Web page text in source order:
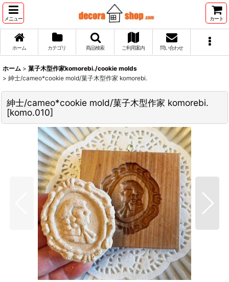
メニュー カート
ホーム カテゴリ 商品検索 ご利用案内 問い合わせ
ホーム > 菓子木型作家komorebi./cookie molds
> 紳士/cameo*cookie mold/菓子木型作家 komorebi.
紳士/cameo*cookie mold/菓子木型作家 komorebi.
[komo.010]